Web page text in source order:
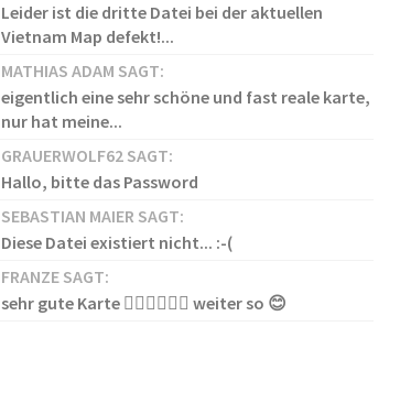
Leider ist die dritte Datei bei der aktuellen
Vietnam Map defekt!...
MATHIAS ADAM SAGT:
eigentlich eine sehr schöne und fast reale karte,
nur hat meine...
GRAUERWOLF62 SAGT:
Hallo, bitte das Password
SEBASTIAN MAIER SAGT:
Diese Datei existiert nicht... :-(
FRANZE SAGT:
sehr gute Karte 👍🏻👍🏻👍🏻 weiter so 😊